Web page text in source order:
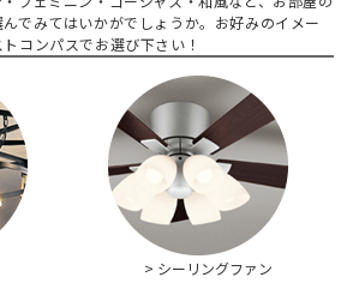
でみてはいかがでしょうか。お好みのイメー
コンパスでお選び下さい！
> シーリングファン